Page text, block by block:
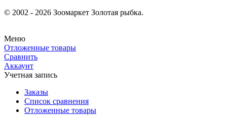
© 2002 - 2026 Зоомаркет Золотая рыбка.
Меню
Отложенные товары
Сравнить
Аккаунт
Учетная запись
Заказы
Список сравнения
Отложенные товары